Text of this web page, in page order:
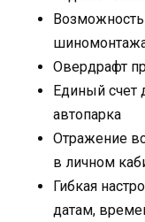
Возможность
Овердрафт
Единый счет
автопарка
Отражение
в личном
Гибкая
датам,